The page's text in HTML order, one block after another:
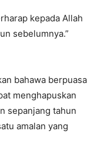
kepada Allah
sebelumnya.”
bahawa berpuasa
menghapuskan
sepanjang tahun
amalan yang